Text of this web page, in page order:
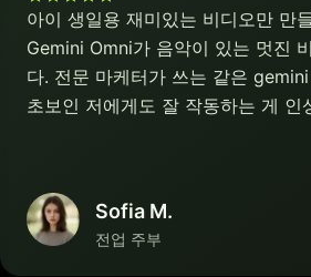
아이 생일용 재미있는 비디오만 만
Gemini Omni가 음악이 있는 멋진
다. 전문 마케터가 쓰는 같은
초보인 저에게도 잘 작동하는 게 인
Sofia M.
전업 주부